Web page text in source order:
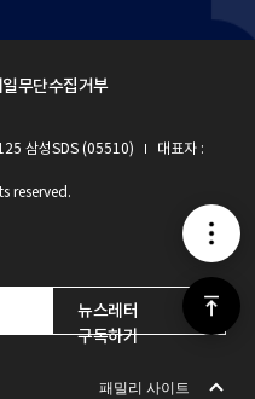
메
뉴
위
뉴스레터
구독하기
삼성SDS (05510)
대표자 :
reserved.
무단수집거부
패밀리 사이트